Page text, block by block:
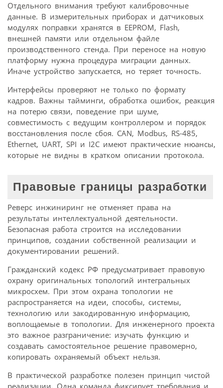
Отдельного внимания требуют калибровочные
данные. В измерительных приборах и датчиковых
модулях поправки хранятся в EEPROM, Flash,
внешней памяти или отдельном файле
производственного стенда. При переносе на новую
платформу нужна процедура миграции данных.
Иначе устройство запускается, но теряет точность.
Интерфейсы проверяют не только по формату
кадров. Важны тайминги, обработка ошибок, реакция
на потерю связи, поведение при шуме,
совместимость с ведущим контроллером и порядок
восстановления после сбоя. CAN, Modbus, RS-485,
Ethernet, UART, SPI и I2C имеют практические нюансы,
которые не видны в кратком описании протокола.
Правовые границы разработки
Реверс инжиниринг не отменяет права на
результаты интеллектуальной деятельности.
Безопасная работа строится на исследовании
принципов, создании собственной реализации и
документировании решений.
Гражданский кодекс РФ предусматривает правовую
охрану оригинальных топологий интегральных
микросхем. При этом охрана топологии не
распространяется на идеи, способы, системы,
технологию или закодированную информацию,
воплощаемые в топологии. Для инженерного проекта
это важное разграничение: изучать функцию и
создавать самостоятельное решение правомерно,
копировать охраняемый объект нельзя.
В практической разработке полезен принцип чистой
реализации. Одна команда фиксирует требования и